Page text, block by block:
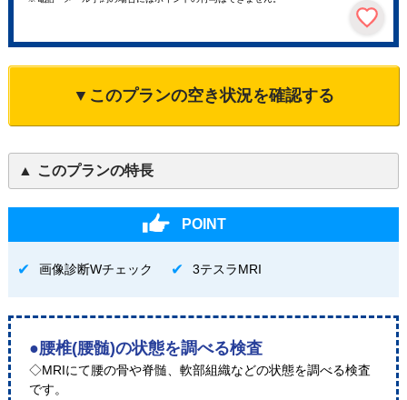
▼このプランの空き状況を確認する
このプランの特長
POINT
画像診断Wチェック 3テスラMRI
●腰椎(腰髄)の状態を調べる検査
◇MRIにて腰の骨や脊髄、軟部組織などの状態を調べる検査
です。